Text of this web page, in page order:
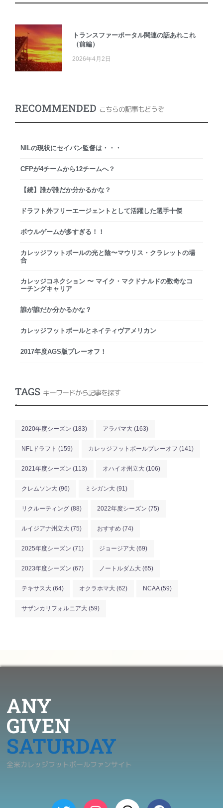
トランスファーポータル関連の話あれこれ
（前編）
2026年4月2日
RECOMMENDED こちらの記事もどうぞ
NILの現状にセイバン監督は・・・
CFPが4チームから12チームへ？
【続】誰が誰だか分かるかな？
ドラフト外フリーエージェントとして活躍した選手十傑
ボウルゲームが多すぎる！！
カレッジフットボールの光と陰〜マウリス・クラレットの場
合
カレッジコネクション 〜 マイク・マクドナルドの数奇なコ
ーチングキャリア
誰が誰だか分かるかな？
カレッジフットボールとネイティヴアメリカン
2017年度AGS版プレーオフ！
TAGS キーワードから記事を探す
.
2020年度シーズン (183) アラバマ大 (163)
NFLドラフト (159) カレッジフットボールプレーオフ (141)
2021年度シーズン (113) オハイオ州立大 (106)
クレムソン大 (96) ミシガン大 (91)
リクルーティング (88) 2022年度シーズン (75)
ルイジアナ州立大 (75) おすすめ (74)
2025年度シーズン (71) ジョージア大 (69)
2023年度シーズン (67) ノートルダム大 (65)
テキサス大 (64) オクラホマ大 (62) NCAA(59)
サザンカリフォルニア大 (59)
ANY
GIVEN
SATURDAY
全米カレッジフットボールファンサイト